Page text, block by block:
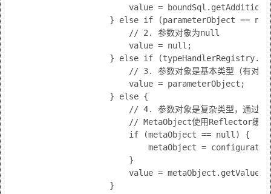
value =
} else if (parameterObject ==
                        // 2. 参数对象为null
                        value = null;
} else if
// 3. 参数对象是基本类型（有对
                        value = parameterObject;
                    } else {
// 4. 参数对象是复杂类型，通过反
// MetaObject使用Reflector缓存
                        if (metaObject == null) {
metaObject =
                        }
value =
                    }